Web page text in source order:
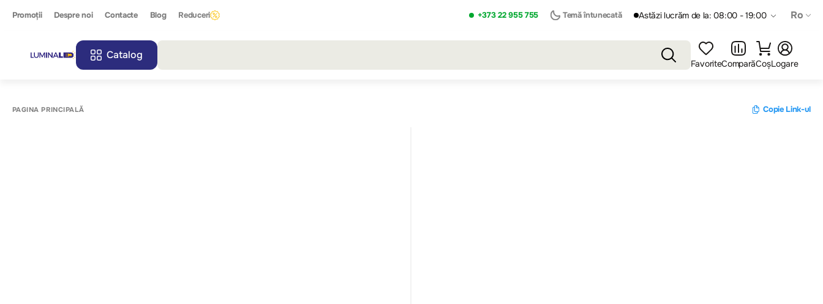
Promoții Despre noi Contacte Blog Reduceri +373 22 955 755 Temă întunecată Astăzi lucrăm de la: 08:00 - 19:00 Ro
Catalog
FavoriteComparăCoșLogare
PAGINA PRINCIPALĂ Copie Link-ul